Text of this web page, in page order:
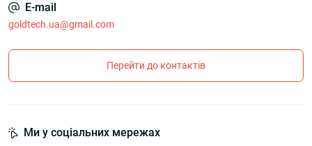
E-mail
goldtech.ua@gmail.com
Перейти до контактів
Ми у соціальних мережах